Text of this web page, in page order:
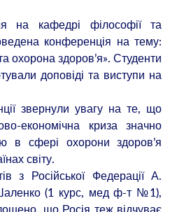
на кафедрі філософії та
конференція на тему:
охорона здоров’я». Студенти
доповіді та виступи на
звернули увагу на те, що
економічна криза значно
в сфері охорони здоров’я
світу.
з Російської Федерації А.
(1 курс, мед ф-т №1),